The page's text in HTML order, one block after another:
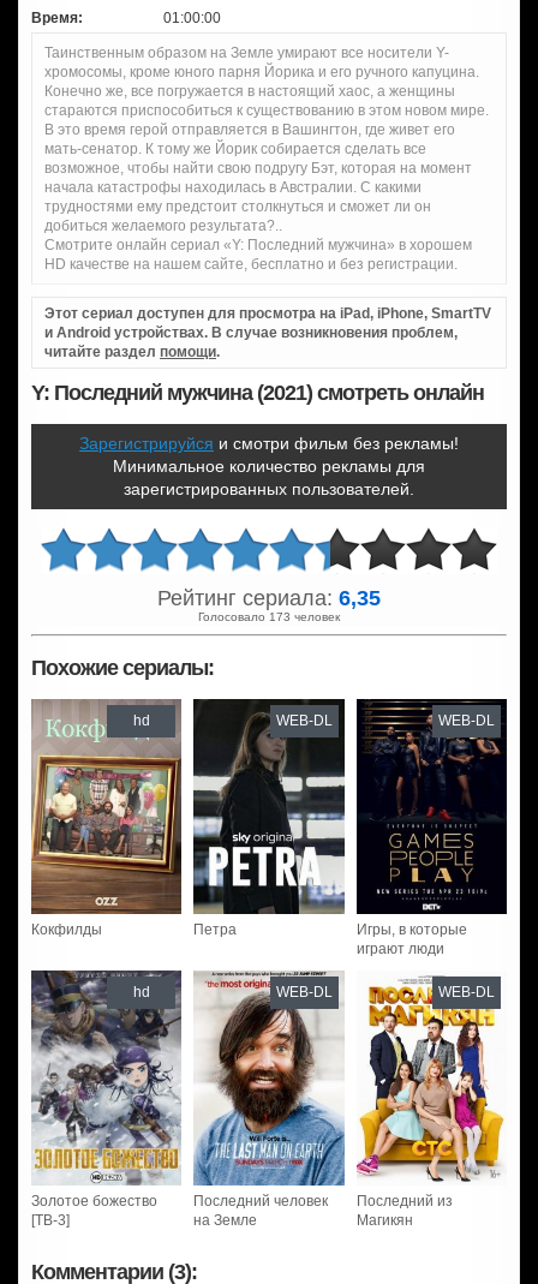
Время:
01:00:00
Таинственным образом на Земле умирают все носители Y-
хромосомы, кроме юного парня Йорика и его ручного капуцина.
Конечно же, все погружается в настоящий хаос, а женщины
стараются приспособиться к существованию в этом новом мире.
В это время герой отправляется в Вашингтон, где живет его
мать-сенатор. К тому же Йорик собирается сделать все
возможное, чтобы найти свою подругу Бэт, которая на момент
начала катастрофы находилась в Австралии. С какими
трудностями ему предстоит столкнуться и сможет ли он
добиться желаемого результата?..
Смотрите онлайн сериал «Y: Последний мужчина» в хорошем
HD качестве на нашем сайте, бесплатно и без регистрации.
Этот сериал доступен для просмотра на iPad, iPhone, SmartTV
и Android устройствах. В случае возникновения проблем,
читайте раздел помощи.
Y: Последний мужчина (2021) смотреть онлайн
Зарегистрируйся и смотри фильм без рекламы!
Минимальное количество рекламы для
зарегистрированных пользователей.
Рейтинг сериала: 6,35
Голосовало 173 человек
Похожие сериалы:
Кокфилды
hd
Петра
WEB-DL
Игры, в которые
играют люди
WEB-DL
Золотое божество
[ТВ-3]
hd
Последний человек
на Земле
WEB-DL
Последний из
Магикян
WEB-DL
Комментарии (3):